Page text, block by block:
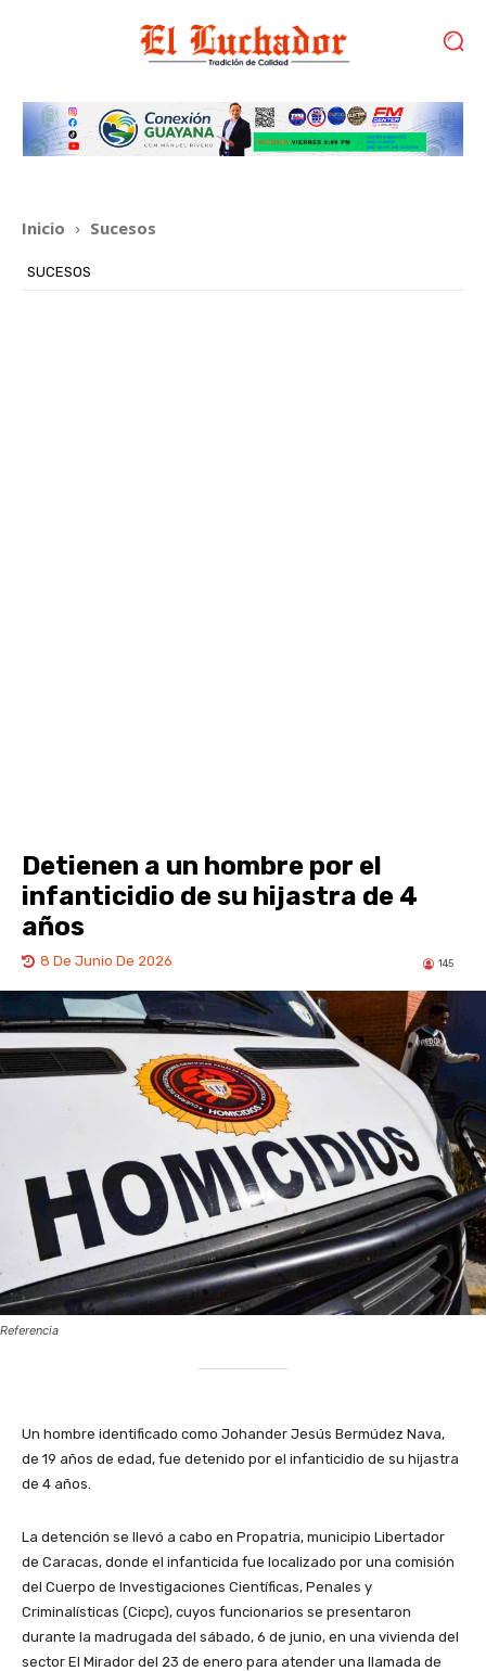
Inicio Sucesos
SUCESOS
Detienen a un hombre por el
infanticidio de su hijastra de 4
años
8 De Junio De 2026 145
Referencia
Un hombre identificado como Johander Jesús Bermúdez Nava,
de 19 años de edad, fue detenido por el infanticidio de su hijastra
de 4 años.
La detención se llevó a cabo en Propatria, municipio Libertador
de Caracas, donde el infanticida fue localizado por una comisión
del Cuerpo de Investigaciones Científicas, Penales y
Criminalísticas (Cicpc), cuyos funcionarios se presentaron
durante la madrugada del sábado, 6 de junio, en una vivienda del
sector El Mirador del 23 de enero para atender una llamada de